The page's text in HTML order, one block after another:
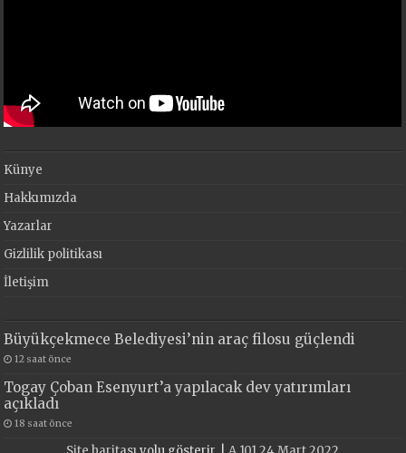
Künye
Hakkımızda
Yazarlar
Gizlilik politikası
İletişim
Büyükçekmece Belediyesi’nin araç filosu güçlendi
12 saat önce
Togay Çoban Esenyurt’a yapılacak dev yatırımları
açıkladı
18 saat önce